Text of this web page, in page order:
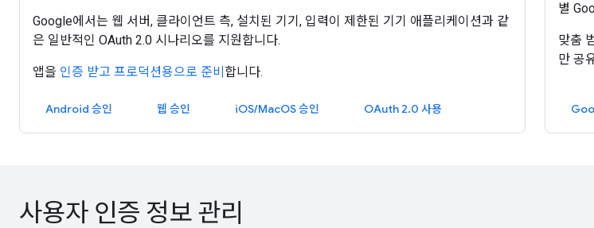
Google에서는 웹 서버, 클라이언트 측, 설치된 기기, 입력이 제한된 기기 애플리케이션과 같
은 일반적인 OAuth 2.0 시나리오를 지원합니다.
앱을 인증 받고 프로덕션용으로 준비 합니다.
Android 승인 웹 승인 iOS/MacOS 승인 OAuth 2.0 사용
별
맞춤
만 공
사용자 인증 정보 관리